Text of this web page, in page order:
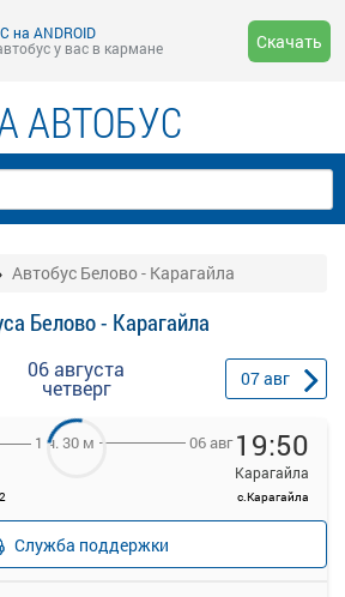
на ANDROID
у вас в кармане
Скачать
АВТОБУС
Автобус Белово - Карагайла
Белово - Карагайла
06 августа
четверг 07авг
1 ч. 30 м 06 авг 19:50
Карагайла
с.Карагайла
Продажа билетов
прекращена
Служба поддержки